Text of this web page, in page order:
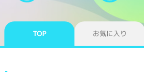
TOP お気に入り